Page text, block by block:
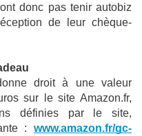
donc pas tenir autobiz
de leur chèque-
droit à une valeur
sur le site Amazon.fr,
définies par le site,
: www.amazon.fr/gc-